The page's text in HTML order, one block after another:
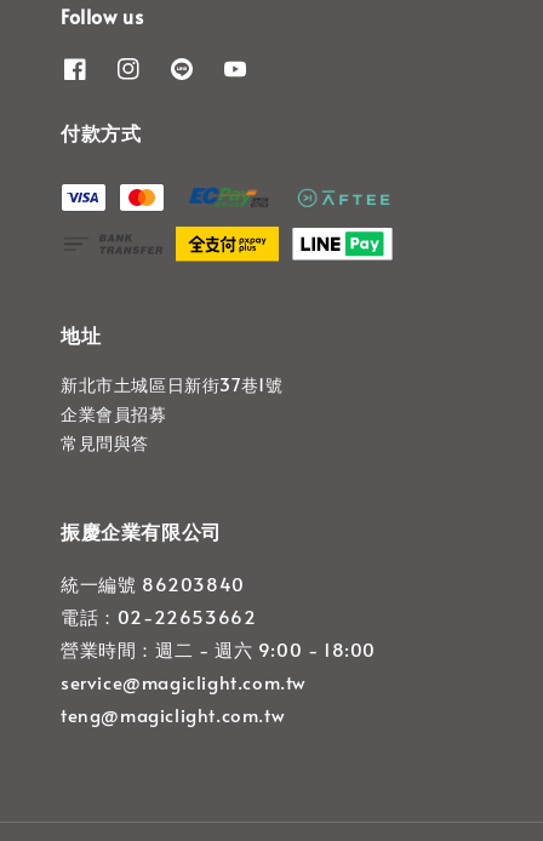
Follow us
付款方式
地址
新北市土城區日新街37巷1號
企業會員招募
常見問與答
振慶企業有限公司
統一編號 86203840
電話：02-22653662
營業時間：週二 - 週六 9:00 - 18:00
service@magiclight.com.tw
teng@magiclight.com.tw